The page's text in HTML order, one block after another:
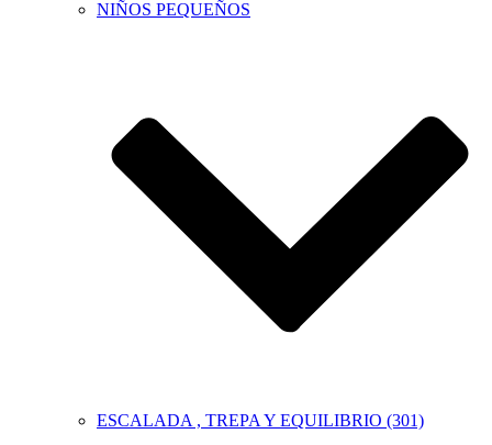
NIÑOS PEQUEÑOS
ESCALADA , TREPA Y EQUILIBRIO (301)